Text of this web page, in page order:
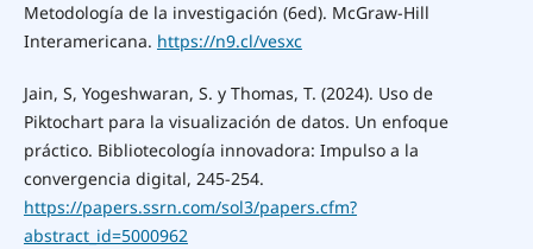
Metodología de la investigación (6ed). McGraw-Hill
Interamericana. https://n9.cl/vesxc
Jain, S, Yogeshwaran, S. y Thomas, T. (2024). Uso de
Piktochart para la visualización de datos. Un enfoque
práctico. Bibliotecología innovadora: Impulso a la
convergencia digital, 245-254.
https://papers.ssrn.com/sol3/papers.cfm?
abstract_id=5000962